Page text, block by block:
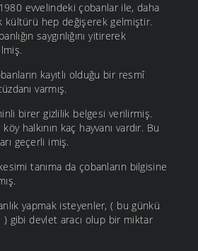
evvelindeki çobanlar ile, daha
kültürü hep değişerek gelmiştir.
saygınlığını yitirerek
kayıtlı olduğu bir resmî
varmış.
birer gizlilik belgesi verilirmiş.
halkının kaç hayvanı vardır. Bu
geçerli imiş.
tanıma da çobanların bilgisine
yapmak isteyenler, ( bu günkü
) gibi devlet aracı olup bir miktar